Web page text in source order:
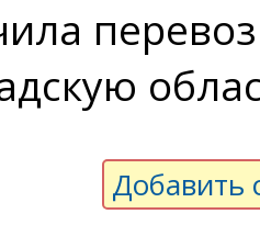
Добавить